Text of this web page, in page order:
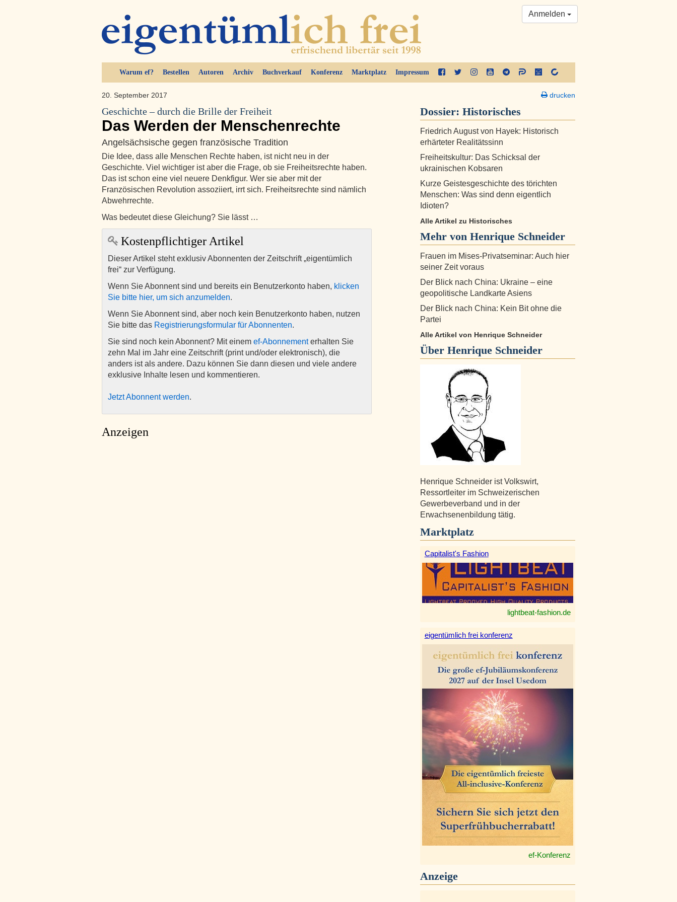
Warum ef? Bestellen Autoren Archiv Buchverkauf Konferenz Marktplatz Impressum
Anmelden
20. September 2017
Geschichte – durch die Brille der Freiheit
Das Werden der Menschenrechte
Angelsächsische gegen französische Tradition
Die Idee, dass alle Menschen Rechte haben, ist nicht neu in der
Geschichte. Viel wichtiger ist aber die Frage, ob sie Freiheitsrechte haben.
Das ist schon eine viel neuere Denkfigur. Wer sie aber mit der
Französischen Revolution assoziiert, irrt sich. Freiheitsrechte sind nämlich
Abwehrrechte.
Was bedeutet diese Gleichung? Sie lässt …
Kostenpflichtiger Artikel
Dieser Artikel steht exklusiv Abonnenten der Zeitschrift „eigentümlich
frei“ zur Verfügung.
Wenn Sie Abonnent sind und bereits ein Benutzerkonto haben, klicken
Sie bitte hier, um sich anzumelden.
Wenn Sie Abonnent sind, aber noch kein Benutzerkonto haben, nutzen
Sie bitte das Registrierungsformular für Abonnenten.
Sie sind noch kein Abonnent? Mit einem ef-Abonnementerhalten Sie
zehn Mal im Jahr eine Zeitschrift (print und/oder elektronisch), die
anders ist als andere. Dazu können Sie dann diesen und viele andere
exklusive Inhalte lesen und kommentieren.
Jetzt Abonnent werden.
Anzeigen
drucken
Dossier: Historisches
Friedrich August von Hayek: Historisch
erhärteter Realitätssinn
Freiheitskultur: Das Schicksal der
ukrainischen Kobsaren
Kurze Geistesgeschichte des törichten
Menschen: Was sind denn eigentlich
Idioten?
Alle Artikel zu Historisches
Mehr von Henrique Schneider
Frauen im Mises-Privatseminar: Auch hier
seiner Zeit voraus
Der Blick nach China: Ukraine – eine
geopolitische Landkarte Asiens
Der Blick nach China: Kein Bit ohne die
Partei
Alle Artikel von Henrique Schneider
Über Henrique Schneider
Henrique Schneider ist Volkswirt,
Ressortleiter im Schweizerischen
Gewerbeverband und in der
Erwachsenenbildung tätig.
Marktplatz
Capitalist's Fashion
lightbeat-fashion.de
eigentümlich frei konferenz
ef-Konferenz
Anzeige